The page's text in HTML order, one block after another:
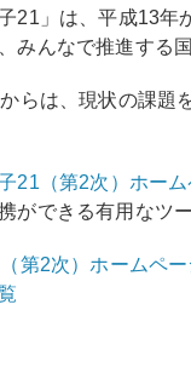
21」は、平成13年
みんなで推進する
らは、現状の課題
21（第2次）ホーム
ができる有用なツ
第2次）ホームペー